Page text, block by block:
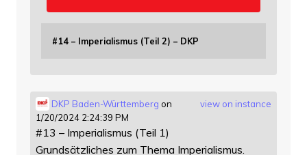
#14 – Imperialismus (Teil 2) – DKP
view on instance
DKP Baden-Württemberg on
1/20/2024 2:24:39 PM
#13 – Imperialismus (Teil 1)
Grundsätzliches zum Thema Imperialismus.